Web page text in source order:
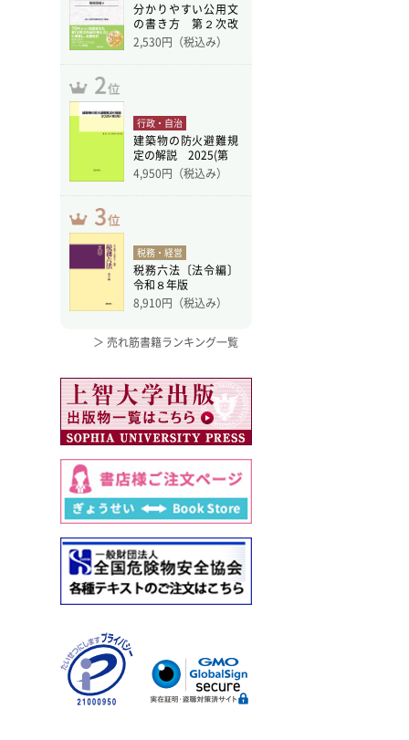
分かりやすい公用文
の書き方 第２次改
訂版
2,530円（税込み）
行政・自治
建築物の防火避難規
定の解説 2025(第
4,950円（税込み）
税務・経営
税務六法〔法令編〕
令和８年版
8,910円（税込み）
＞ 売れ筋書籍ランキング一覧